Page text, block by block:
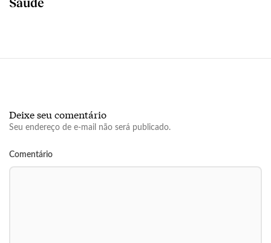
Deixe seu comentário
Seu endereço de e-mail não será publicado.
Comentário